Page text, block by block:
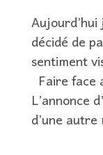
décidé de
sentiment
Faire
L’annonce
d’une